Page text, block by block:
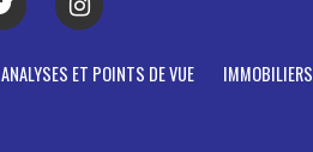
ANALYSES ET POINTS DE VUE IMMOBILIERS